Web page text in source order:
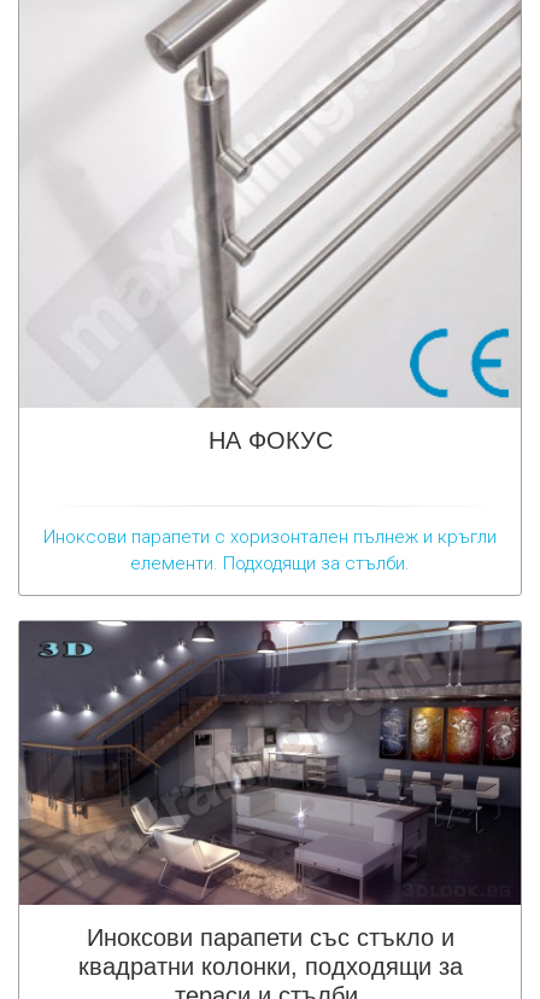
НА ФОКУС
Иноксови парапети с хоризонтален пълнеж и кръгли
елементи. Подходящи за стълби.
Иноксови парапети със стъкло и
квадратни колонки, подходящи за